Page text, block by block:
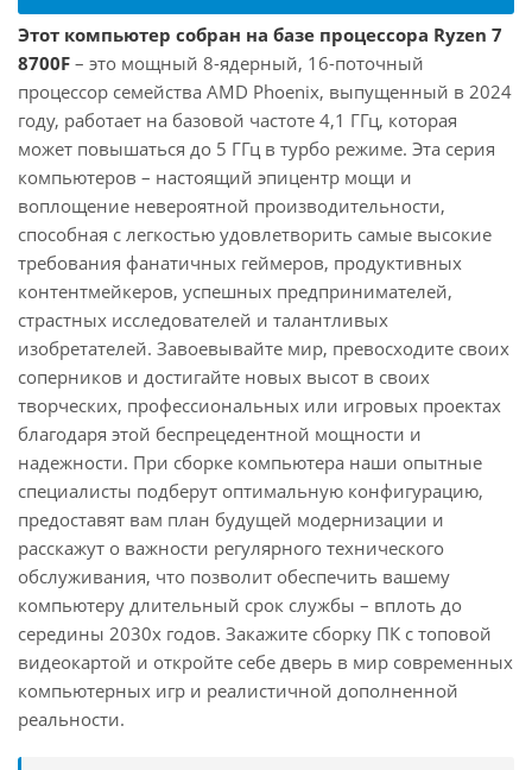
Этот компьютер собран на базе процессора Ryzen 7
8700F – это мощный 8-ядерный, 16-поточный
процессор семейства AMD Phoenix, выпущенный в 2024
году, работает на базовой частоте 4,1 ГГц, которая
может повышаться до 5 ГГц в турбо режиме. Эта серия
компьютеров – настоящий эпицентр мощи и
воплощение невероятной производительности,
способная с легкостью удовлетворить самые высокие
требования фанатичных геймеров, продуктивных
контентмейкеров, успешных предпринимателей,
страстных исследователей и талантливых
изобретателей. Завоевывайте мир, превосходите своих
соперников и достигайте новых высот в своих
творческих, профессиональных или игровых проектах
благодаря этой беспрецедентной мощности и
надежности. При сборке компьютера наши опытные
специалисты подберут оптимальную конфигурацию,
предоставят вам план будущей модернизации и
расскажут о важности регулярного технического
обслуживания, что позволит обеспечить вашему
компьютеру длительный срок службы – вплоть до
середины 2030х годов. Закажите сборку ПК с топовой
видеокартой и откройте себе дверь в мир современных
компьютерных игр и реалистичной дополненной
реальности.